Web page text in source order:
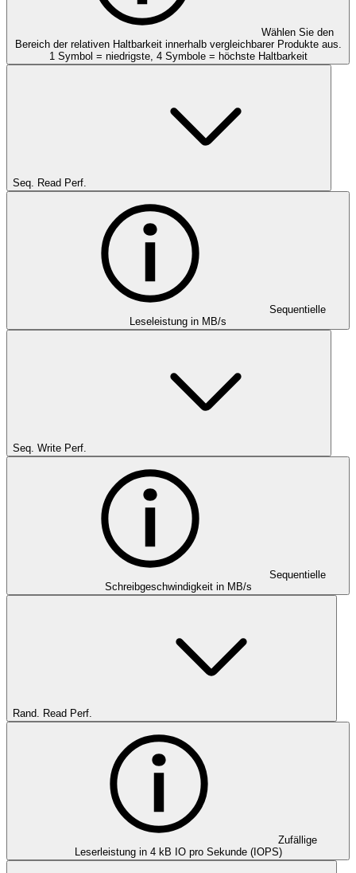
Wählen Sie den
Bereich der relativen Haltbarkeit innerhalb vergleichbarer Produkte aus.
1 Symbol = niedrigste, 4 Symbole = höchste Haltbarkeit
Seq. Read Perf.
Sequentielle
Leseleistung in MB/s
Seq. Write Perf.
Sequentielle
Schreibgeschwindigkeit in MB/s
Rand. Read Perf.
Zufällige
Leserleistung in 4 kB IO pro Sekunde (IOPS)